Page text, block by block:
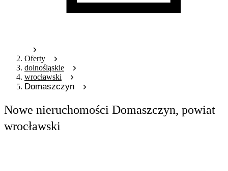
Oferty
dolnośląskie
wrocławski
Domaszczyn
Nowe nieruchomości Domaszczyn, powiat
wrocławski